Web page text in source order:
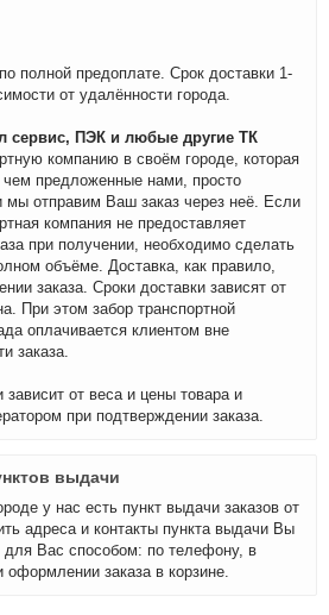
полной предоплате. Срок доставки 1-
от удалённости города.
сервис, ПЭК и любые другие ТК
компанию в своём городе, которая
предложенные нами, просто
отправим Ваш заказ через неё. Если
компания не предоставляет
при получении, необходимо сделать
объёме. Доставка, как правило,
заказа. Сроки доставки зависят от
При этом забор транспортной
оплачивается клиентом вне
заказа.
зависит от веса и цены товара и
при подтверждении заказа.
выдачи
у нас есть пункт выдачи заказов от
адреса и контакты пункта выдачи Вы
Вас способом: по телефону, в
оформлении заказа в корзине.